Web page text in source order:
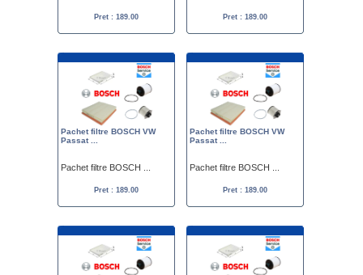
Pret : 189.00 Pret : 189.00
Pachet filtre BOSCH VW
Passat ...
Pachet filtre BOSCH ...
Pret : 189.00
Pachet filtre BOSCH VW
Passat ...
Pachet filtre BOSCH ...
Pret : 189.00